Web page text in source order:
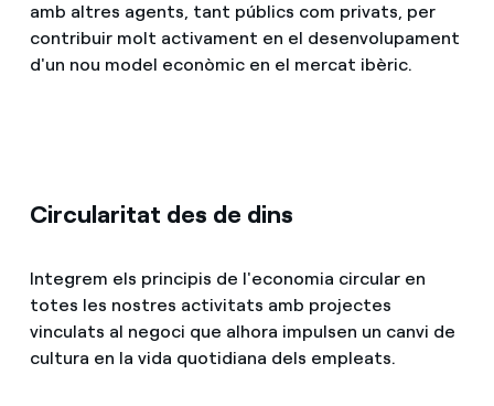
amb altres agents, tant públics com privats, per
contribuir molt activament en el desenvolupament
d'un nou model econòmic en el mercat ibèric.
Circularitat des de dins
Integrem els principis de l'economia circular en
totes les nostres activitats amb projectes
vinculats al negoci que alhora impulsen un canvi de
cultura en la vida quotidiana dels empleats.